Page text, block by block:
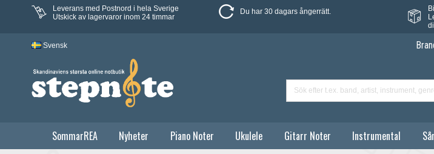
Leverans med Postnord i hela Sverige
Utskick av lagervaror inom 24 timmar
Du har 30 dagars ångerrätt.
Svensk
SommarREA Nyheter Piano Noter Ukulele Gitarr Noter Instrumental